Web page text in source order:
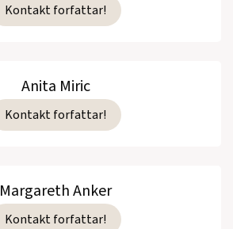
Kontakt forfattar!
Anita Miric
Kontakt forfattar!
Margareth Anker
Kontakt forfattar!